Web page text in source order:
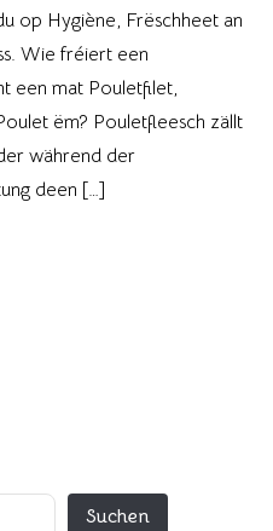
op Hygiène, Frëschheet an
Wie fréiert een
een mat Pouletfilet,
ëm? Pouletfleesch zällt
während der
deen […]
Suchen